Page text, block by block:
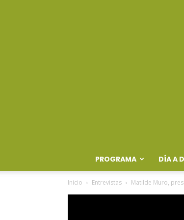
PROGRAMA DÍA A
Inicio Entrevistas Matilde Muro,